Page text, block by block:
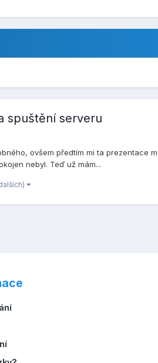
spuštění serveru
ovšem předtím mi ta prezentace
nebyl. Teď už mám...